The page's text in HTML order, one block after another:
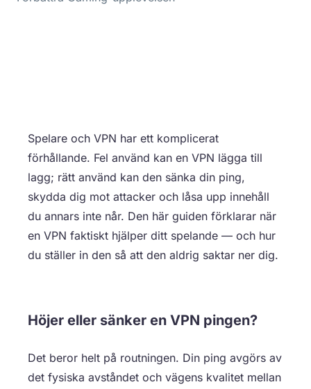
Spelare och VPN har ett komplicerat
förhållande. Fel använd kan en VPN lägga till
lagg; rätt använd kan den sänka din ping,
skydda dig mot attacker och låsa upp innehåll
du annars inte når. Den här guiden förklarar när
en VPN faktiskt hjälper ditt spelande — och hur
du ställer in den så att den aldrig saktar ner dig.
Höjer eller sänker en VPN pingen?
Det beror helt på routningen. Din ping avgörs av
det fysiska avståndet och vägens kvalitet mellan